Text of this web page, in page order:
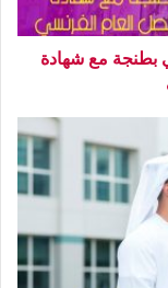
بطنجة مع شهادة